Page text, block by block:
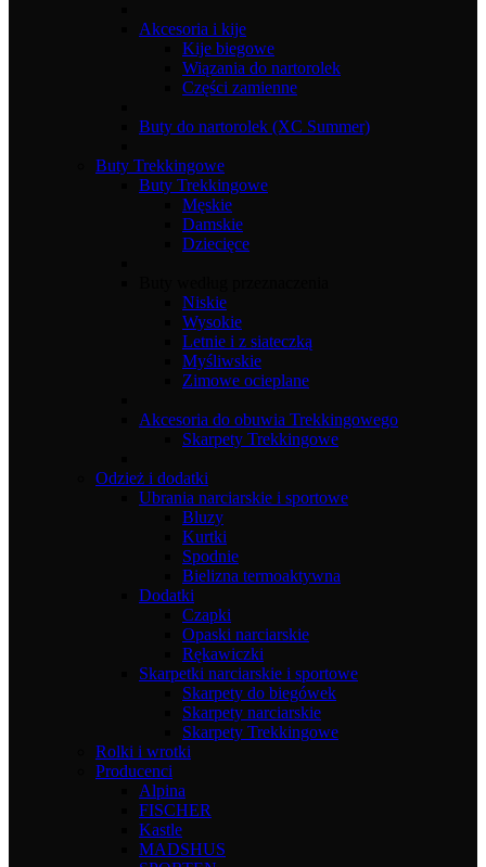
Akcesoria i kije
Kije biegowe
Wiązania do nartorolek
Części zamienne
Buty do nartorolek (XC Summer)
Buty Trekkingowe
Buty Trekkingowe
Męskie
Damskie
Dziecięce
Niskie
Wysokie
Letnie i z siateczką
Myśliwskie
Zimowe ocieplane
Akcesoria do obuwia Trekkingowego
Skarpety Trekkingowe
Odzież i dodatki
Ubrania narciarskie i sportowe
Bluzy
Kurtki
Spodnie
Bielizna termoaktywna
Dodatki
Czapki
Opaski narciarskie
Rękawiczki
Skarpetki narciarskie i sportowe
Skarpety do biegówek
Skarpety narciarskie
Skarpety Trekkingowe
Rolki i wrotki
Producenci
Alpina
FISCHER
Kastle
MADSHUS